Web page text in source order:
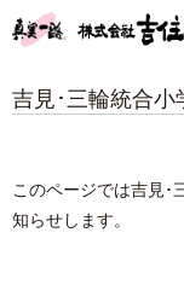
吉見･三輪統合
このページでは吉見･
知らせします。